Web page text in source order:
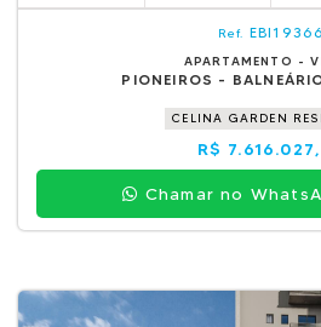
Ref. EBI19366
APARTAMENTO -
PIONEIROS -
CELINA GARDEN
R$
Chamar no